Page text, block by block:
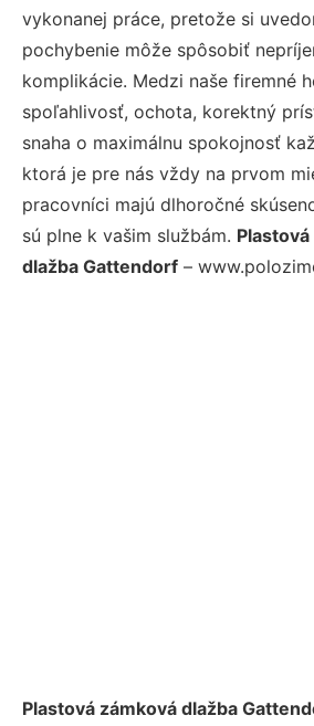
vykonanej práce, pretože si
pochybenie môže spôsobiť
komplikácie. Medzi naše firemné
spoľahlivosť, ochota, korektný
snaha o maximálnu spokojnosť
ktorá je pre nás vždy na prvom
pracovníci majú dlhoročné
sú plne k vašim službám.
dlažba Gattendorf –
Plastová zámková dlažba